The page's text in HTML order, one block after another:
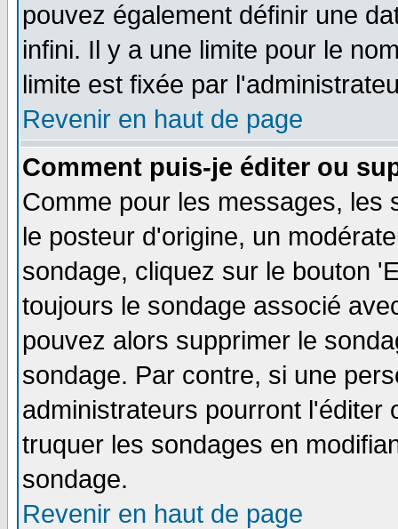
pouvez également définir une
infini. Il y a une limite pour le
limite est fixée par
Revenir en haut de page
Comment puis-je éditer ou
Comme pour les messages, les
le posteur d'origine, un
sondage, cliquez sur le bouton
toujours le sondage associé
pouvez alors supprimer le
sondage. Par contre, si une
administrateurs pourront l'éditer
truquer les sondages en
sondage.
Revenir en haut de page